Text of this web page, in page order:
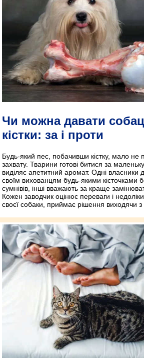
Чи можна давати
кістки: за і проти
Будь-який пес, побачивши кістку, мало не
захвату. Тварини готові битися за
виділяє апетитний аромат. Одні власники
своїм вихованцям будь-якими кісточками
сумнівів, інші вважають за краще
Кожен заводчик оцінює переваги і
своєї собаки, приймає рішення виходячи з